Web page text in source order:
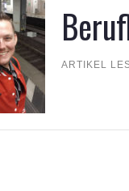
ARTIKEL